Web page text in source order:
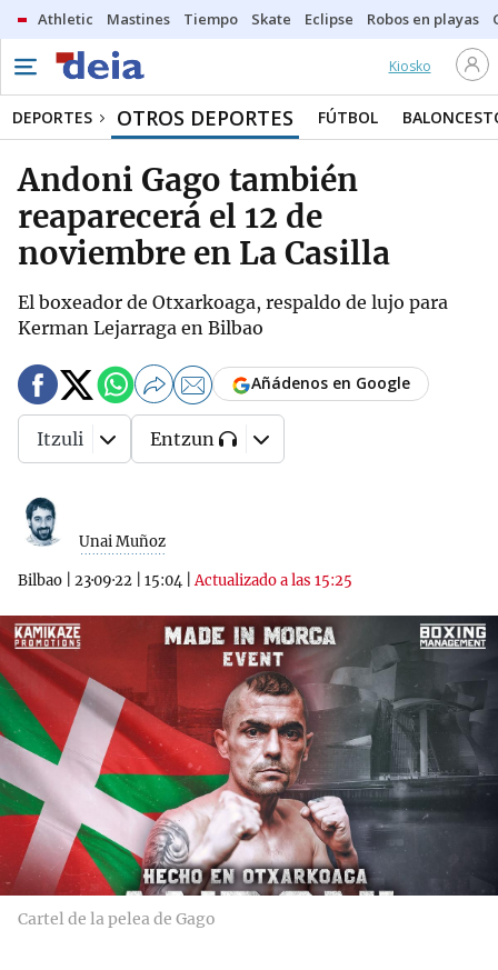
Athletic Mastines Tiempo Skate Eclipse Robos en playas
Kiosko
DEPORTES OTROS DEPORTES FÚTBOL
Andoni Gago también
reaparecerá el 12 de
noviembre en La Casilla
El boxeador de Otxarkoaga, respaldo de lujo para
Kerman Lejarraga en Bilbao
Unai Muñoz
Bilbao 23·09·22 15:04 |Actualizado a las 15:25
Añádenos en Google
Itzuli Entzun
Cartel de la pelea de Gago